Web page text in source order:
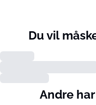
Du vil
Andre